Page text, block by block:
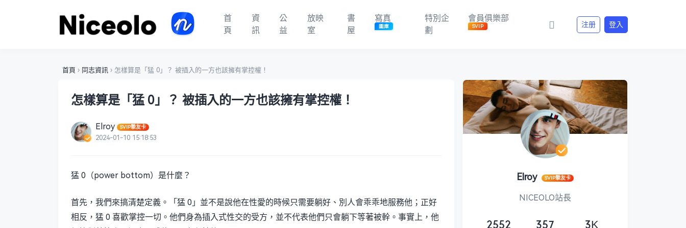
首
頁
資
訊
公
益
放映
室
書
屋
寫真
圖庫
特別企
劃
會員俱樂部
SVIP 注册 登入
首頁 › 同志資訊 › 怎樣算是「猛 0」？ 被插入的一方也該擁有掌控權！
怎樣算是「猛 0」？ 被插入的一方也該擁有掌控權！
Elroy SVIP摯友卡
2024-01-10 15:18:53
猛 0（power bottom）是什麼？
首先，我們來搞清楚定義。「猛 0」並不是說他在性愛的時候只需要躺好、別人會乖乖地服務他；正好
相反，猛 0 喜歡掌控一切。他們身為插入式性交的受方，並不代表他們只會躺下等著被幹。事實上，他
Elroy SVIP摯友卡
NICEOLO站長
2552 357 3K